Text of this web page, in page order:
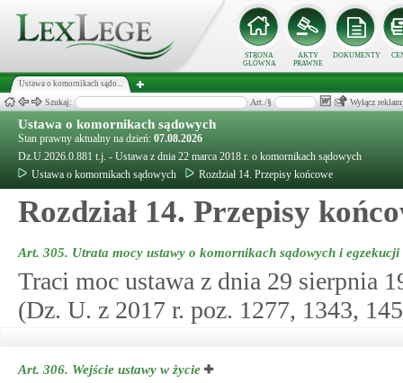
STRONA
GŁÓWNA
AKTY
PRAWNE
DOKUMENTY
Ustawa o komornikach sądo...
Szukaj: Art./§ Wyłącz
Ustawa o komornikach sądowych
Stan prawny aktualny na dzień: 07.08.2026
Dz.U.2026.0.881 t.j. - Ustawa z dnia 22 marca 2018 r. o komornikach sądowych
Ustawa o komornikach sądowych
Rozdział 14. Przepisy końcowe
Rozdział 14. Przepisy
Art. 305. Utrata mocy ustawy o komornikach sądowych i egzekucji
Traci moc ustawa z dnia 29 sierpnia
(Dz. U. z 2017 r. poz. 1277, 1343,
Art. 306. Wejście ustawy w życie